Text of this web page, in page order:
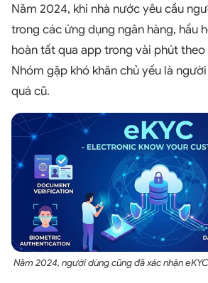
Năm 2024, khi nhà nước yêu cầu
trong các ứng dụng ngân hàng, hầu
hoàn tất qua app trong vài phút
Nhóm gặp khó khăn chủ yếu là
quá cũ.
Năm 2024, người dùng cũng đã xác nhận